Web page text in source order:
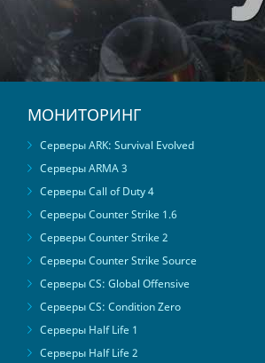
МОНИТОРИНГ
Серверы ARK: Survival Evolved
Серверы ARMA 3
Серверы Call of Duty 4
Серверы Counter Strike 1.6
Серверы Counter Strike 2
Серверы Counter Strike Source
Серверы CS: Global Offensive
Серверы CS: Condition Zero
Серверы Half Life 1
Серверы Half Life 2